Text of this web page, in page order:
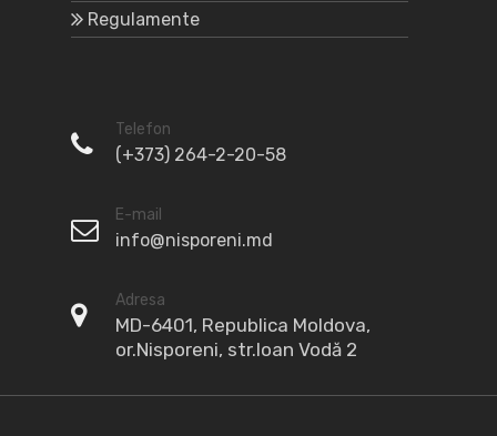
Regulamente
Telefon
(+373) 264-2-20-58
E-mail
info@nisporeni.md
Adresa
MD-6401, Republica Moldova,
or.Nisporeni, str.Ioan Vodă 2